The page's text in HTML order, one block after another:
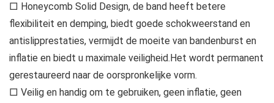
□ Honeycomb Solid Design, de band heeft betere
flexibiliteit en demping, biedt goede schokweerstand en
antislipprestaties, vermijdt de moeite van bandenburst en
inflatie en biedt u maximale veiligheid.Het wordt permanent
gerestaureerd naar de oorspronkelijke vorm.
□ Veilig en handig om te gebruiken, geen inflatie, geen